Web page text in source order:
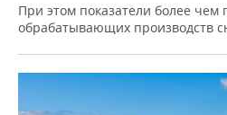
При этом показатели более чем
обрабатывающих производств